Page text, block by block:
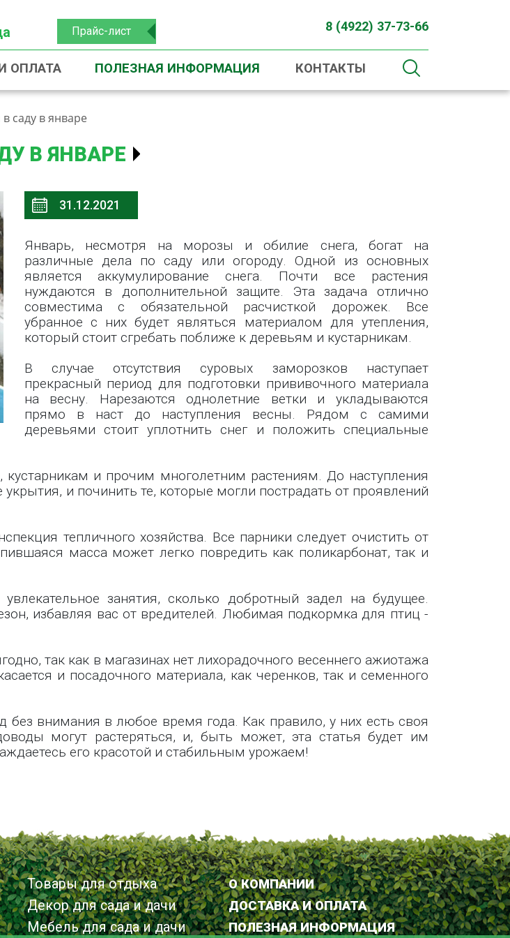
Прайс-лист 8 (4922) 37-73-66
ОПЛАТА ПОЛЕЗНАЯ ИНФОРМАЦИЯ КОНТАКТЫ
саду в январе
В ЯНВАРЕ
31.12.2021
Январь, несмотря на морозы и обилие снега, богат на
различные дела по саду или огороду. Одной из основных
является аккумулирование снега. Почти все растения
нуждаются в дополнительной защите. Эта задача отлично
совместима с обязательной расчисткой дорожек. Все
убранное с них будет являться материалом для утепления,
который стоит сгребать поближе к деревьям и кустарникам.
В случае отсутствия суровых заморозков наступает
прекрасный период для подготовки прививочного материала
на весну. Нарезаются однолетние ветки и укладываются
прямо в наст до наступления весны. Рядом с самими
деревьями стоит уплотнить снег и положить специальные
и прочим многолетним растениям. До наступления
и починить те, которые могли пострадать от проявлений
тепличного хозяйства. Все парники следует очистить от
масса может легко повредить как поликарбонат, так и
занятия, сколько добротный задел на будущее.
избавляя вас от вредителей. Любимая подкормка для птиц -
так как в магазинах нет лихорадочного весеннего ажиотажа
и посадочного материала, как черенков, так и семенного
внимания в любое время года. Как правило, у них есть своя
могут растеряться, и, быть может, эта статья будет им
его красотой и стабильным урожаем!
Товары для отдыха
Декор для сада и дачи
Мебель для сада и дачи
О КОМПАНИИ
ДОСТАВКА И ОПЛАТА
ПОЛЕЗНАЯ ИНФОРМАЦИЯ